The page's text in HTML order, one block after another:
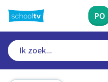
naar
hoofdinhoud
PO